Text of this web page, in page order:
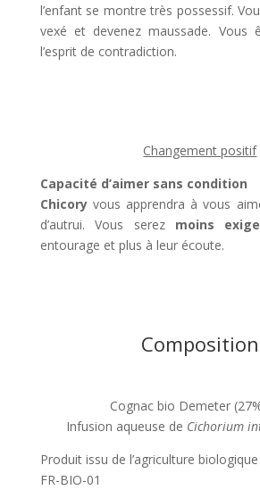
l’enfant se montre très possessif.
vexé et devenez maussade. Vous
l’esprit de contradiction.
Changement positif
Capacité d’aimer sans condition
Chicoryvous apprendra à vous
d’autrui. Vous serez moins
entourage et plus à leur écoute.
Composition
Cognac bio Demeter
Infusion aqueuse de Cichorium
Produit issu de l’agriculture
FR-BIO-01